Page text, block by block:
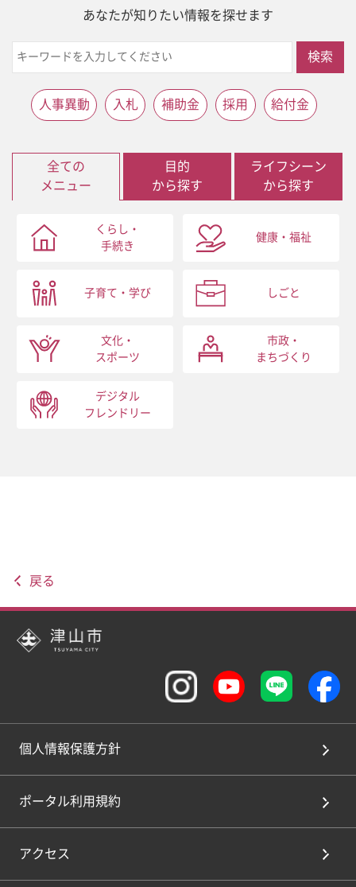
あなたが知りたい情報を探せます
検索
人事異動 入札 補助金 採用 給付金
全ての
メニュー
目的
から探す
ライフシーン
から探す
くらし・
手続き
健康・福祉
子育て・学び しごと
文化・
スポーツ
市政・
まちづくり
デジタル
フレンドリー
戻る
個人情報保護方針
ポータル利用規約
アクセス